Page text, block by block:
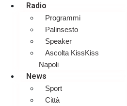
Radio
Programmi
Palinsesto
Speaker
Ascolta KissKiss
Napoli
News
Sport
Città